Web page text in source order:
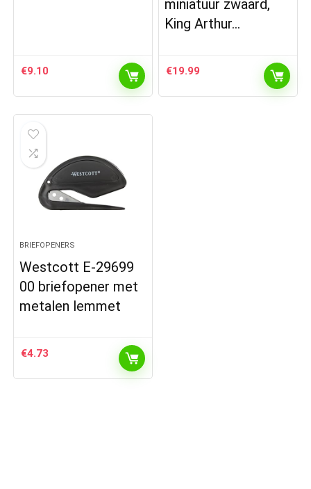
€9.10
miniatuur zwaard,
King Arthur…
€19.99
BRIEFOPENERS
Westcott E-29699
00 briefopener met
metalen lemmet
€4.73